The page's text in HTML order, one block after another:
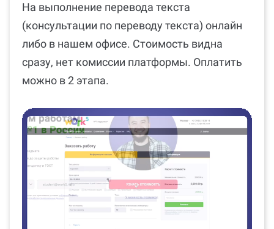
На выполнение перевода текста
(консультации по переводу текста) онлайн
либо в нашем офисе. Стоимость видна
сразу, нет комиссии платформы. Оплатить
можно в 2 этапа.